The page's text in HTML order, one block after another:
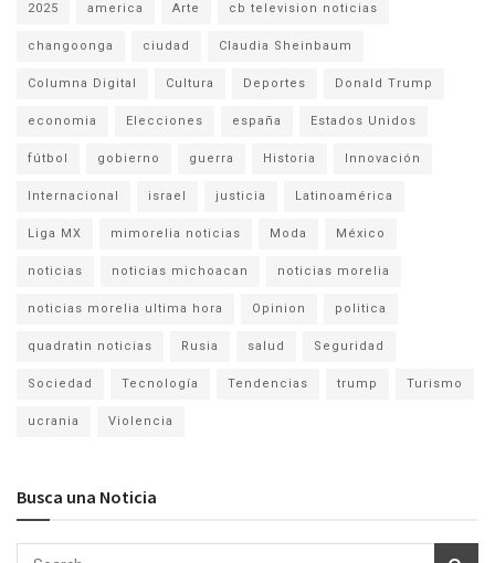
2025 america Arte cb television noticias
changoonga ciudad Claudia Sheinbaum
Columna Digital Cultura Deportes Donald Trump
economia Elecciones españa Estados Unidos
fútbol gobierno guerra Historia Innovación
Internacional israel justicia Latinoamérica
Liga MX mimorelia noticias Moda México
noticias noticias michoacan noticias morelia
noticias morelia ultima hora Opinion politica
quadratin noticias Rusia salud Seguridad
Sociedad Tecnología Tendencias trump Turismo
ucrania Violencia
Busca una Noticia